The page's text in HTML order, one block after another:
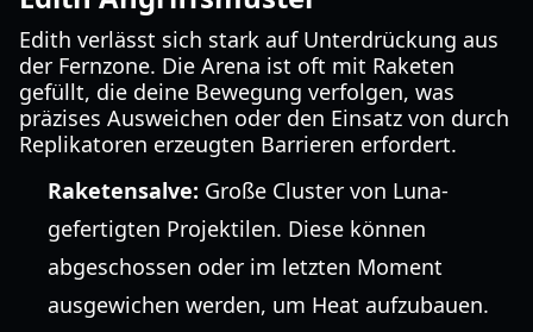
Edith verlässt sich stark auf Unterdrückung aus
der Fernzone. Die Arena ist oft mit Raketen
gefüllt, die deine Bewegung verfolgen, was
präzises Ausweichen oder den Einsatz von durch
Replikatoren erzeugten Barrieren erfordert.
Raketensalve: Große Cluster von Luna-
gefertigten Projektilen. Diese können
abgeschossen oder im letzten Moment
ausgewichen werden, um Heat aufzubauen.